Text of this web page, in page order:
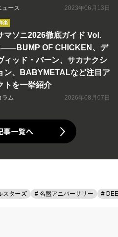
ュース 2023年06月13日
楽
マソニ2026徹底ガイド Vol.
OF CHICKEN、デ
ィッド・バーン、サカナクシ
ン、BABYMETALなど注目ア
トを一挙紹介
ラム 2026年08月07日
事一覧へ
スターズ # 名盤アニバーサリー #